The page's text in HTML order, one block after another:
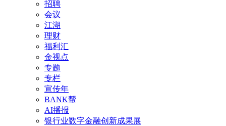
招聘
会议
江湖
理财
福利汇
金视点
专题
专栏
宣传年
BANK帮
AI播报
银行业数字金融创新成果展